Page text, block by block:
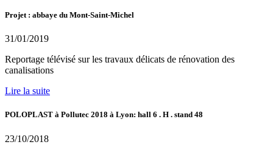
Projet : abbaye du Mont-Saint-Michel
31/01/2019
Reportage télévisé sur les travaux délicats de rénovation des
canalisations
Lire la suite
POLOPLAST à Pollutec 2018 à Lyon: hall 6 . H . stand 48
23/10/2018